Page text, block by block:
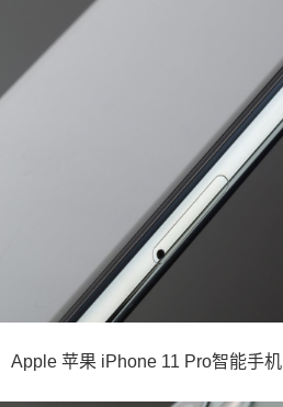
Apple 苹果 iPhone 11 Pro智能手机